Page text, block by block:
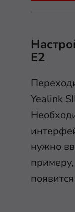
E2
Yealink
нужно